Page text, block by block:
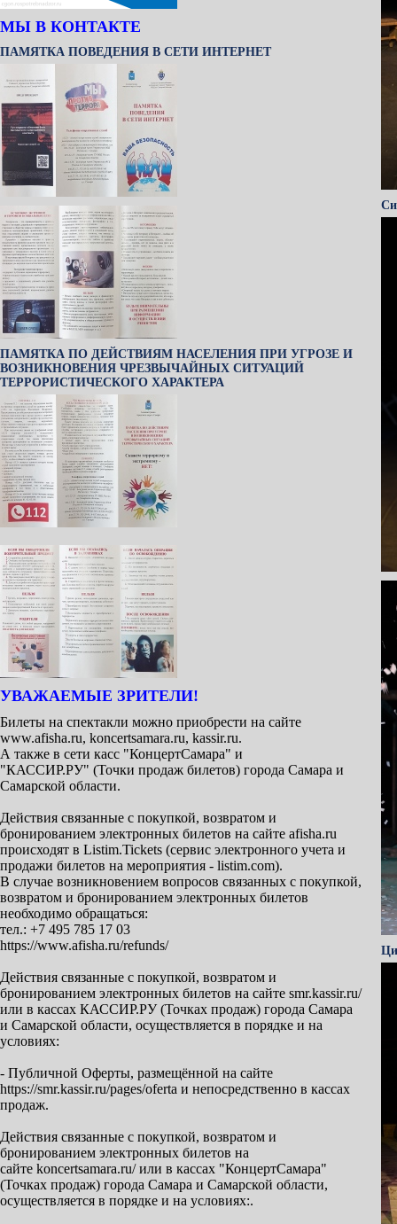
МЫ В КОНТАКТЕ
ПАМЯТКА ПОВЕДЕНИЯ В СЕТИ ИНТЕРНЕТ
ПАМЯТКА ПО ДЕЙСТВИЯМ НАСЕЛЕНИЯ ПРИ УГРОЗЕ И
ВОЗНИКНОВЕНИЯ ЧРЕЗВЫЧАЙНЫХ СИТУАЦИЙ
ТЕРРОРИСТИЧЕСКОГО ХАРАКТЕРА
УВАЖАЕМЫЕ ЗРИТЕЛИ!
Билеты на спектакли можно приобрести на сайте
www.afisha.ru, koncertsamara.ru, kassir.ru.
А также в сети касс "КонцертСамара" и
"КАССИР.РУ" (Точки продаж билетов) города Самара и
Самарской области.
Действия связанные с покупкой, возвратом и
бронированием электронных билетов на сайте afisha.ru
происходят в Listim.Tickets (сервис электронного учета и
продажи билетов на мероприятия - listim.com).
В случае возникновением вопросов связанных с покупкой,
возвратом и бронированием электронных билетов
необходимо обращаться:
тел.: +7 495 785 17 03
https://www.afisha.ru/refunds/
Действия связанные с покупкой, возвратом и
бронированием электронных билетов на сайте smr.kassir.ru/
или в кассах КАССИР.РУ (Точках продаж) города Самара
и Самарской области, осуществляется в порядке и на
условиях:
- Публичной Оферты, размещённой на сайте
https://smr.kassir.ru/pages/oferta и непосредственно в кассах
продаж.
Действия связанные с покупкой, возвратом и
бронированием электронных билетов на
сайте koncertsamara.ru/ или в кассах "КонцертСамара"
(Точках продаж) города Самара и Самарской области,
осуществляется в порядке и на условиях:.